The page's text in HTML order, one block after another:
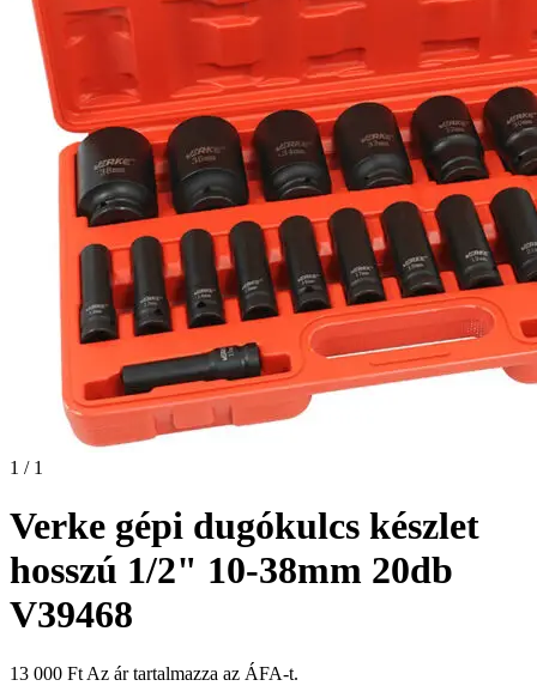
1 / 1
Verke gépi dugókulcs készlet
hosszú 1/2" 10-38mm 20db
V39468
13 000 Ft Az ár tartalmazza az ÁFA-t.